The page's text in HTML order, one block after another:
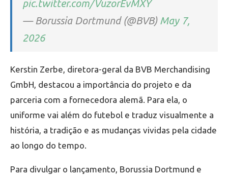
pic.twitter.com/VuzorEvMXY
— Borussia Dortmund (@BVB) May 7,
2026
Kerstin Zerbe, diretora-geral da BVB Merchandising
GmbH, destacou a importância do projeto e da
parceria com a fornecedora alemã. Para ela, o
uniforme vai além do futebol e traduz visualmente a
história, a tradição e as mudanças vividas pela cidade
ao longo do tempo.
Para divulgar o lançamento, Borussia Dortmund e